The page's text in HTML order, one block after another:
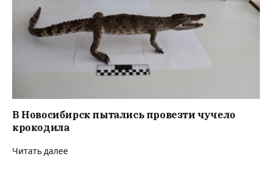
В Новосибирск пытались провезти чучело
крокодила
Читать далее